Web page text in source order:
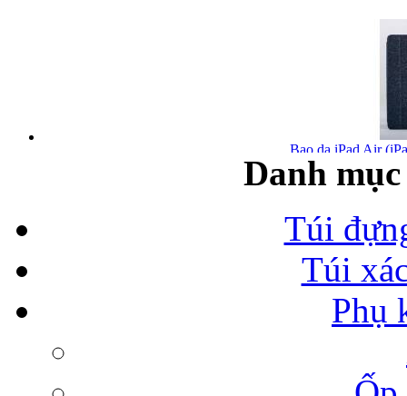
Bao da iPad Air
Bao da iPad Air
Danh
Túi
Túi
Phụ